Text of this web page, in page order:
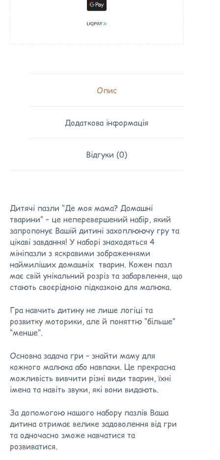
Опис
Додаткова інформація
Відгуки (0)
Дитячі пазли “Де моя мама? Домашні
тварини” – це неперевершений набір, який
запропонує Вашій дитині захоплюючу гру та
цікаві завдання! У наборі знаходяться 4
мініпазли з яскравими зображеннями
наймиліших домашніх тварин. Кожен пазл
має свій унікальний розріз та забарвлення, що
стають своєрідною підказкою для малюка.
Гра навчить дитину не лише логіці та
розвитку моторики, але й поняттю “більше”
“менше”.
Основна задача гри – знайти маму для
кожного малюка або навпаки. Це прекрасна
можливість вивчити різні види тварин, їхні
імена та навіть звуки, які вони видають.
За допомогою нашого набору пазлів Ваша
дитина отримає велике задоволення від гри
та одночасно зможе навчатися та
розвиватися.